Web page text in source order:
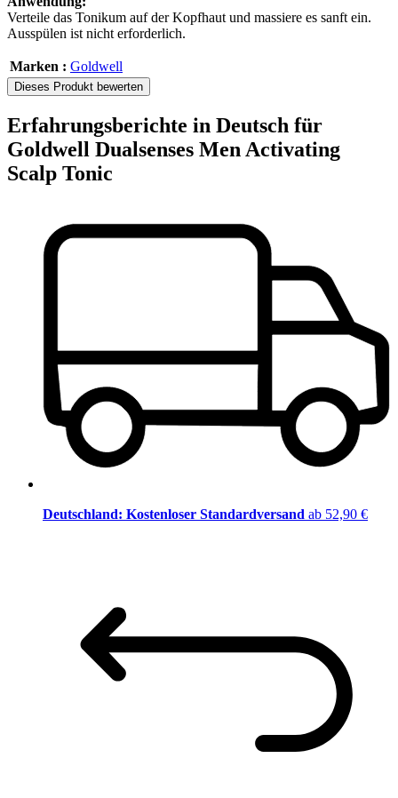
Verteile das Tonikum auf der Kopfhaut und massiere es sanft ein.
Ausspülen ist nicht erforderlich.
Marken : Goldwell
Dieses Produkt bewerten
Erfahrungsberichte in Deutsch für
Goldwell Dualsenses Men Activating
Scalp Tonic
Deutschland: Kostenloser Standardversand ab 52,90 €